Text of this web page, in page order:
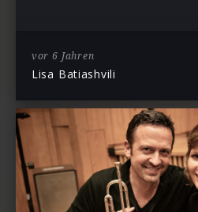
vor 6 Jahren
Lisa Batiashvili